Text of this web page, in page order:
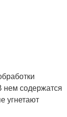
нем содержатся
угнетают